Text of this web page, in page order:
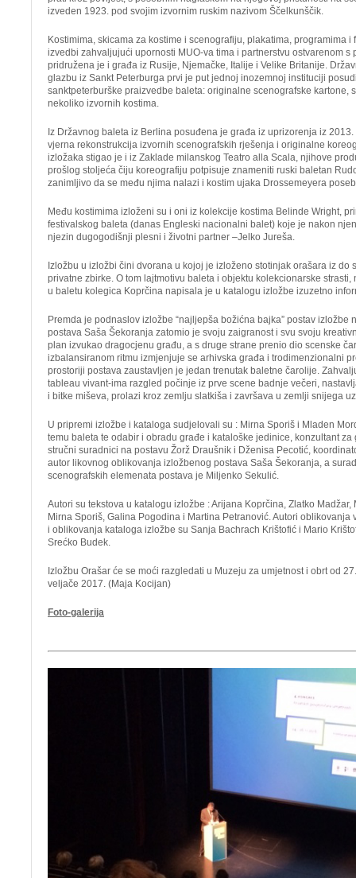
izveden 1923. pod svojim izvornim ruskim nazivom Ščelkunščik.
Kostimima, skicama za kostime i scenografiju, plakatima, programima
izvedbi zahvaljujući upornosti MUO-va tima i partnerstvu ostvarenom s
pridružena je i građa iz Rusije, Njemačke, Italije i Velike Britanije.
glazbu iz Sankt Peterburga prvi je put jednoj inozemnoj instituciji
sanktpeterburške praizvedbe baleta: originalne scenografske kartone,
nekoliko izvornih kostima.
Iz Državnog baleta iz Berlina posuđena je građa iz uprizorenja iz
vjerna rekonstrukcija izvornih scenografskih rješenja i originalne
izložaka stigao je i iz Zaklade milanskog Teatro alla Scala, njihove
prošlog stoljeća čiju koreografiju potpisuje znameniti ruski baletan
zanimljivo da se među njima nalazi i kostim ujaka Drossemeyera
Među kostimima izloženi su i oni iz kolekcije kostima Belinde Wright,
festivalskog baleta (danas Engleski nacionalni balet) koje je nakon
njezin dugogodišnji plesni i životni partner –Jelko Jureša.
Izložbu u izložbi čini dvorana u kojoj je izloženo stotinjak orašara iz do
privatne zbirke. O tom lajtmotivu baleta i objektu kolekcionarske
u baletu kolegica Koprčina napisala je u katalogu izložbe izuzetno
Premda je podnaslov izložbe “najljepša božićna bajka” postav izložbe
postava Saša Šekoranja zatomio je svoju zaigranost i svu svoju
plan izvukao dragocjenu građu, a s druge strane prenio dio scenske
izbalansiranom ritmu izmjenjuje se arhivska građa i trodimenzionalni
prostoriji postava zaustavljen je jedan trenutak baletne čarolije.
tableau vivant-ima razgled počinje iz prve scene badnje večeri,
i bitke miševa, prolazi kroz zemlju slatkiša i završava u zemlji snijega
U pripremi izložbe i kataloga sudjelovali su : Mirna Sporiš i Mladen
temu baleta te odabir i obradu građe i kataloške jedinice, konzultant za
stručni suradnici na postavu Žorž Draušnik i Dženisa Pecotić,
autor likovnog oblikovanja izložbenog postava Saša Šekoranja, a
scenografskih elemenata postava je Miljenko Sekulić.
Autori su tekstova u katalogu izložbe : Arijana Koprčina, Zlatko
Mirna Sporiš, Galina Pogodina i Martina Petranović. Autori oblikovanja
i oblikovanja kataloga izložbe su Sanja Bachrach Krištofić i Mario
Srećko Budek.
Izložbu Orašar će se moći razgledati u Muzeju za umjetnost i obrt od
veljače 2017. (Maja Kocijan)
Foto-galerija